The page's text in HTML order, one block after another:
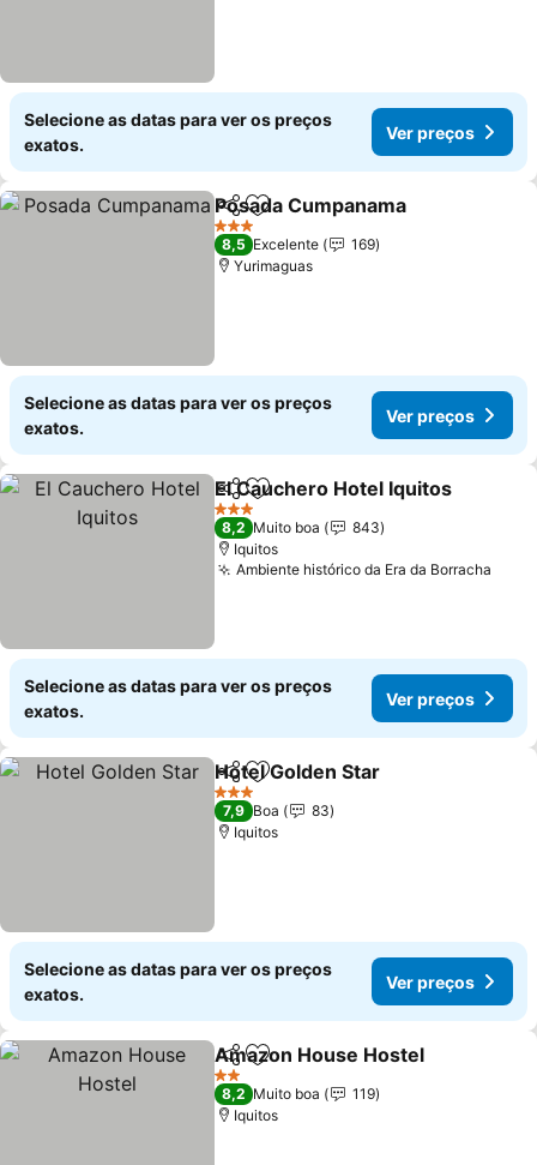
Selecione as datas para ver os preços
exatos.
Ver preços
PartilharAdicionar aos favoritos
Posada Cumpanama
3 Estrelas
8,5 Excelente
169
Yurimaguas
Selecione as datas para ver os preços
exatos.
Ver preços
PartilharAdicionar aos favoritos
El Cauchero Hotel Iquitos
3 Estrelas
8,2 Muito boa
843
Iquitos
Ambiente histórico da Era da Borracha
Selecione as datas para ver os preços
exatos.
Ver preços
PartilharAdicionar aos favoritos
Hotel Golden Star
3 Estrelas
7,9 Boa
83
Iquitos
Selecione as datas para ver os preços
exatos.
Ver preços
PartilharAdicionar aos favoritos
Amazon House Hostel
2 Estrelas
8,2 Muito boa
119
Iquitos